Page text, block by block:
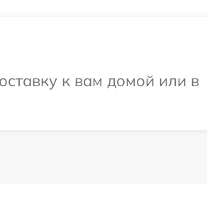
к вам домой или в